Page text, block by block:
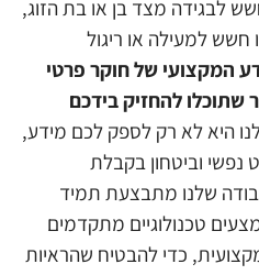
לבגידה מצד בן או בת הזוג,
למעילה או ריגול
המקצועי של חוקר פרטי
שתוכלו להחזיק בידכם
היא לא רק לספק לכם מידע,
נפשי וביטחון בקבלת
שלנו מתבצעת תמיד
טכנולוגיים מתקדמים
כדי להבטיח שהראיות